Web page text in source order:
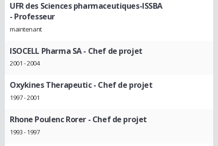
UFR des Sciences pharmaceutiques-ISSBA
- Professeur
maintenant
ISOCELL Pharma SA- Chef de projet
2001 - 2004
Oxykines Therapeutic- Chef de projet
1997 - 2001
Rhone Poulenc Rorer - Chef de projet
1993 - 1997